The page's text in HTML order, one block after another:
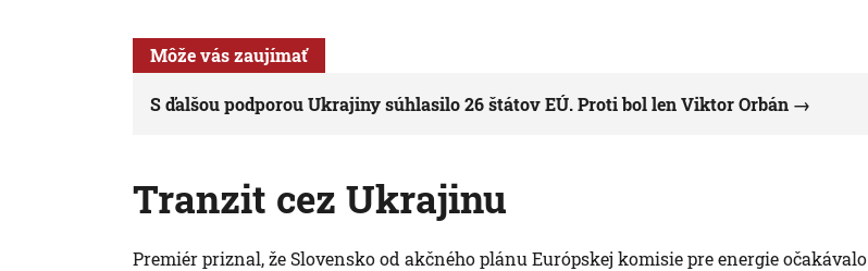
Môže vás zaujímať
S ďalšou podporou Ukrajiny súhlasilo 26 štátov EÚ. Proti bol len Viktor Orbán
Tranzit cez Ukrajinu
Premiér priznal, že Slovensko od akčného plánu Európskej komisie pre energie očakávalo